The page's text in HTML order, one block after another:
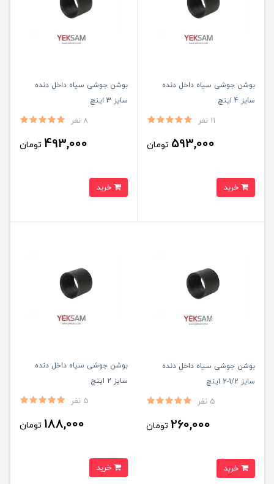
بوشن جوشی سیاه داخل دنده
سایز 4 اینچ
11 نفر
593,000 تومان
بوشن جوشی سیاه داخل دنده
سایز 3 اینچ
8 نفر
493,000 تومان
بوشن جوشی سیاه داخل دنده
سایز 1/2-2 اینچ
5 نفر
260,000 تومان
بوشن جوشی سیاه داخل دنده
سایز 2 اینچ
5 نفر
188,000 تومان